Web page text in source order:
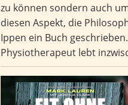
zu können sondern auch
diesen Aspekt, die
Ippen ein Buch
Physiotherapeut lebt